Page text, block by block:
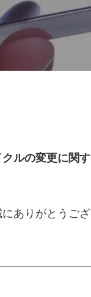
クルの変更に関
ありがとうござ